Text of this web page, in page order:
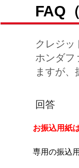
FAQ
クレジッ
ホンダフ
ますが
回答
お振込用紙
専用の振込